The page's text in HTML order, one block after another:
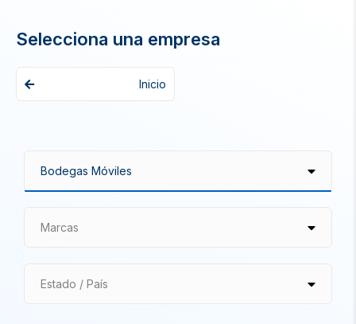
Selecciona una empresa
Inicio
Marcas
Estado / País